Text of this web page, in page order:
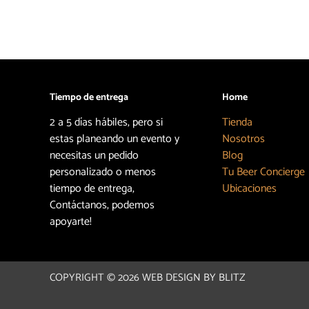
Tiempo de entrega
2 a 5 días hábiles, pero si
estas planeando un evento y
necesitas un pedido
personalizado o menos
tiempo de entrega,
Contáctanos, podemos
apoyarte!
Home
Tienda
Nosotros
Blog
Tu Beer Concierge
Ubicaciones
COPYRIGHT © 2026WEB DESIGN BY BLITZ